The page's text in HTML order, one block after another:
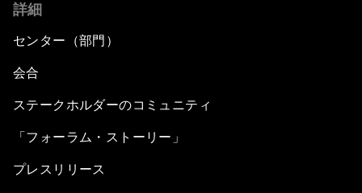
詳細
センター（部門）
会合
ステークホルダーのコミュニティ
「フォーラム・ストーリー」
プレスリリース